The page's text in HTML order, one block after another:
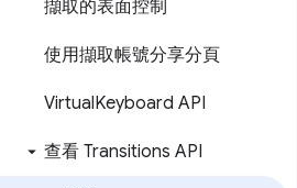
擷取的表面控制
使用擷取帳號分享分頁
VirtualKeyboard API
查看 Transitions API